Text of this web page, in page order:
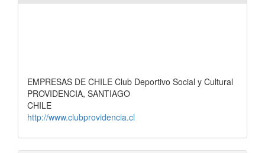
EMPRESAS DE CHILE Club Deportivo Social y Cultural
PROVIDENCIA, SANTIAGO
CHILE
http://www.clubprovidencia.cl